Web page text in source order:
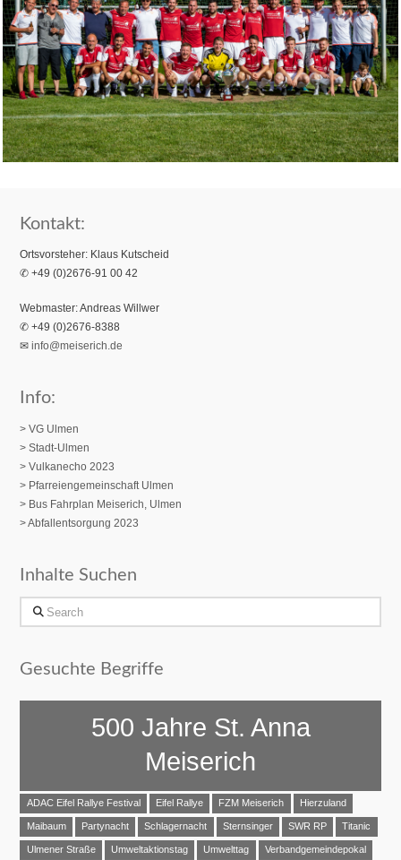
Kontakt:
Ortsvorsteher: Klaus Kutscheid
✆ +49 (0)2676-91 00 42
Webmaster: Andreas Willwer
✆ +49 (0)2676-8388
✉info@meiserich.de
Info:
> VG Ulmen
> Stadt-Ulmen
> Vulkanecho 2023
> Pfarreiengemeinschaft Ulmen
> Bus Fahrplan Meiserich, Ulmen
> Abfallentsorgung 2023
Inhalte Suchen
Search
Gesuchte Begriffe
500 Jahre St. Anna
Meiserich
ADAC Eifel Rallye Festival Eifel Rallye FZM Meiserich Hierzuland
Maibaum Partynacht Schlagernacht Sternsinger SWR RP Titanic
Ulmener Straße Umweltaktionstag Umwelttag Verbandgemeindepokal